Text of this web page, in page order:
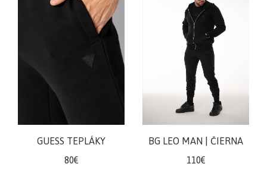
GUESS TEPLÁKY
80€
BG LEO MAN | ČIERNA
110€